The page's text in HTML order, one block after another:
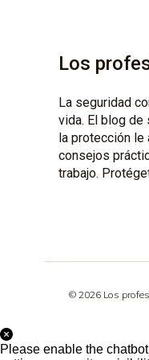
Los
La seguridad
vida. El blog
la protección le
consejos
trabajo.
© 2026 Los
Please enable the